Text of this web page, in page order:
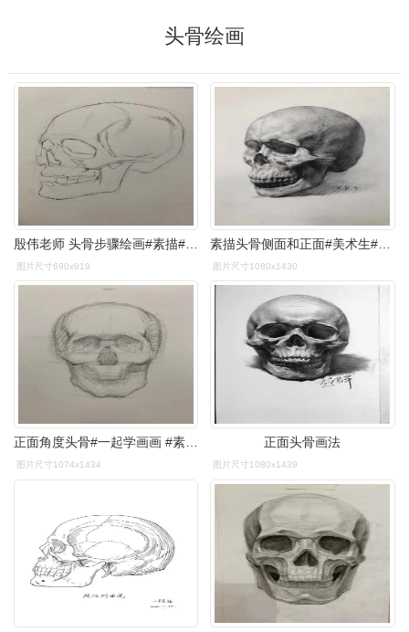
头骨绘画
图片尺寸690x919 图片尺寸1080x1430
正面角度头骨#一起学画画 #素描 #美术生 #美术艺考 #美 - 抖音
图片尺寸1074x1434
正面头骨画法
图片尺寸1080x1439